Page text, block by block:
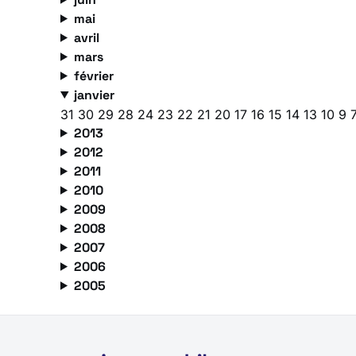
mai
avril
mars
février
janvier
31 30 29 28 24 23 22 21 20 17 16 15 14 13 10 9
2013
2012
2011
2010
2009
2008
2007
2006
2005